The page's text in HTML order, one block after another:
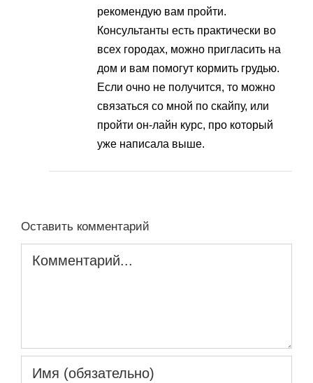
рекомендую вам пройти.
Консультанты есть практически во
всех городах, можно пригласить на
дом и вам помогут кормить грудью.
Если очно не получится, то можно
связаться со мной по скайпу, или
пройти он-лайн курс, про который
уже написала выше.
Оставить комментарий